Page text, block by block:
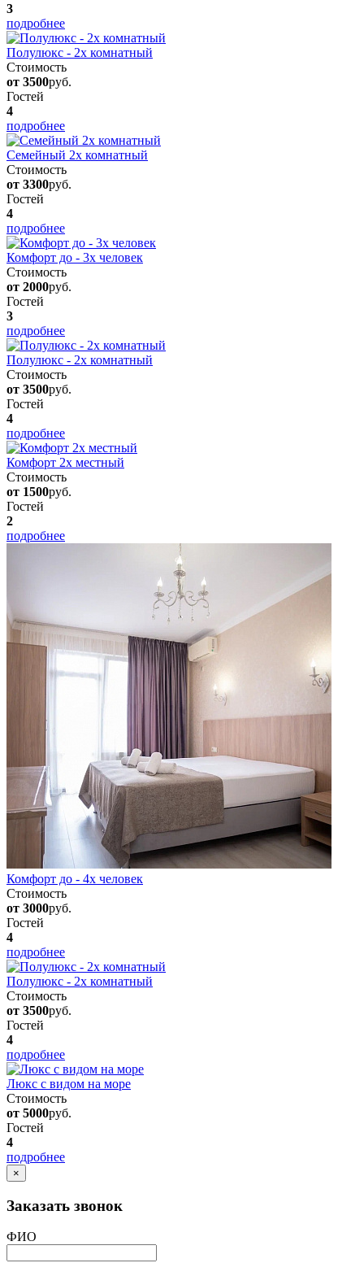
3
подробнее
Полулюкс - 2х комнатный
Стоимость
от 3500руб.
Гостей
4
подробнее
Семейный 2х комнатный
Стоимость
от 3300руб.
Гостей
4
подробнее
Комфорт до - 3х человек
Стоимость
от 2000руб.
Гостей
3
подробнее
Полулюкс - 2х комнатный
Стоимость
от 3500руб.
Гостей
4
подробнее
Комфорт 2х местный
Стоимость
от 1500руб.
Гостей
2
подробнее
Комфорт до - 4х человек
Стоимость
от 3000руб.
Гостей
4
подробнее
Полулюкс - 2х комнатный
Стоимость
от 3500руб.
Гостей
4
подробнее
Люкс с видом на море
Стоимость
от 5000руб.
Гостей
4
подробнее
×
Заказать звонок
ФИО